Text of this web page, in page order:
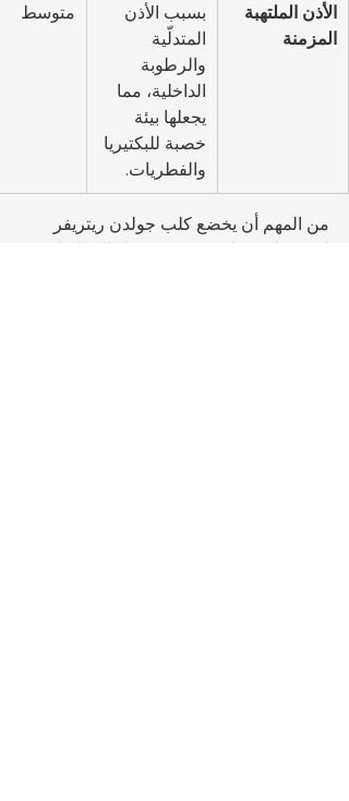
الأذن الملتهبة
المزمنة
بسبب الأذن
المتدلّية
والرطوبة
الداخلية، مما
يجعلها بيئة
خصبة للبكتيريا
والفطريات.
متوسط
من المهم أن يخضع كلب جولدن ريتريفر
لفحوصات بيطرية دورية تشمل المفاصل،